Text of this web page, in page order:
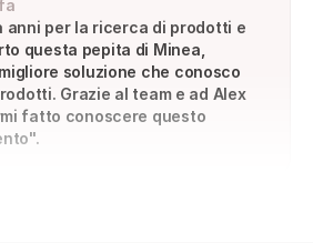
anni per la ricerca di prodotti e
questa pepita di Minea,
soluzione che conosco
Grazie al team e ad Alex
fatto conoscere questo